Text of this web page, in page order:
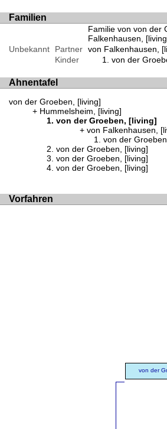
Familien
Familie von von der
Falkenhausen,
Unbekannt
Partner von Falkenhausen,
Kinder
von der
Ahnentafel
von der Groeben, [living]
Hummelsheim, [living]
von der Groeben, [living]
von Falkenhausen,
von der
von der Groeben, [living]
von der Groeben, [living]
von der Groeben, [living]
Vorfahren
von der